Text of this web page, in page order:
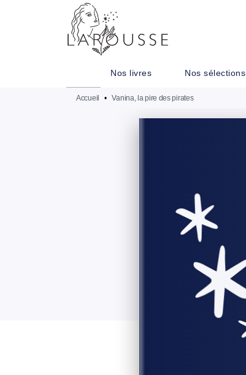
MENU
Nos livres Nos sélections
Accueil • Vanina, la pire des pirates